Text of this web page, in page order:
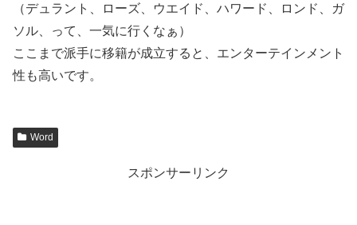
（デュラント、ローズ、ウエイド、ハワード、ロンド、ガ
ソル、って、一気に行くなぁ）
ここまで派手に移籍が成立すると、エンターテインメント
性も高いです。
Word
スポンサーリンク